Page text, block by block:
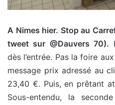
A Nimes hier. Stop au
tweet sur @Dauvers 70).
dès l’entrée. Pas la foire
message prix adressé au
23,40 €. Puis, en prêtant
Sous-entendu, la